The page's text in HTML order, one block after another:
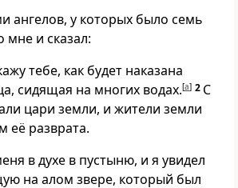
ангелов, у которых было семь
и сказал:
тебе, как будет наказана
сидящая на многих водах.[a] 2 С
цари земли, и жители земли
её разврата.
в духе в пустыню, и я увидел
на алом звере, который был